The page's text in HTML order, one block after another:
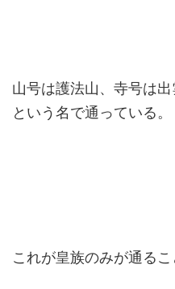
山号は護法山、寺号は
という名で通っている。
これが皇族のみが通るこ